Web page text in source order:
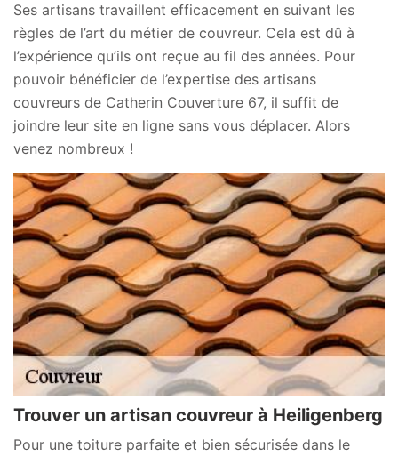
Ses artisans travaillent efficacement en suivant les
règles de l’art du métier de couvreur. Cela est dû à
l’expérience qu’ils ont reçue au fil des années. Pour
pouvoir bénéficier de l’expertise des artisans
couvreurs de Catherin Couverture 67, il suffit de
joindre leur site en ligne sans vous déplacer. Alors
venez nombreux !
Trouver un artisan couvreur à Heiligenberg
Pour une toiture parfaite et bien sécurisée dans le